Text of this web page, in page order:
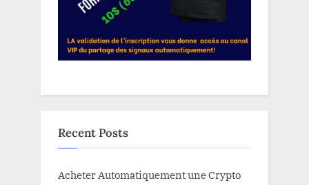
Recent Posts
Acheter Automatiquement une Crypto